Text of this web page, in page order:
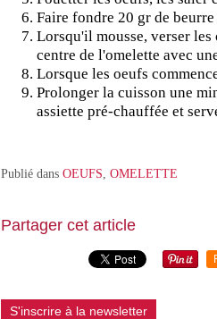
Faire fondre 20 gr de
Lorsqu'il mousse, verser
centre de l'omelette avec
Lorsque les oeufs
Prolonger la cuisson une
assiette pré-chauffée et
Publié dans OEUFS, OMELETTE
Partager cet article
S'inscrire à la newsletter